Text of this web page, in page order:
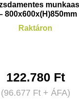
800x600x(H)850mm
Raktáron
122.780 Ft
(96.677 Ft+ ÁFA)